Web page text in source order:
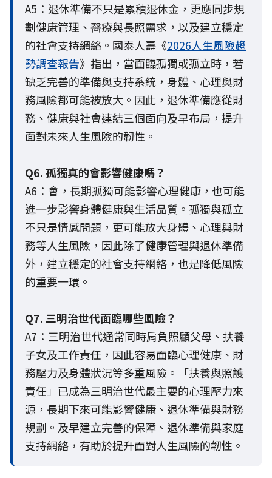
A5：退休準備不只是累積退休金，更應同步規
劃健康管理、醫療與長照需求，以及建立穩定
的社會支持網絡。國泰人壽《2026人生風險趨
勢調查報告》指出，當面臨孤獨或孤立時，若
缺乏完善的準備與支持系統，身體、心理與財
務風險都可能被放大。因此，退休準備應從財
務、健康與社會連結三個面向及早布局，提升
面對未來人生風險的韌性。
Q6. 孤獨真的會影響健康嗎？
A6：會，長期孤獨可能影響心理健康，也可能
進一步影響身體健康與生活品質。孤獨與孤立
不只是情感問題，更可能放大身體、心理與財
務等人生風險，因此除了健康管理與退休準備
外，建立穩定的社會支持網絡，也是降低風險
的重要一環。
Q7. 三明治世代面臨哪些風險？
A7：三明治世代通常同時肩負照顧父母、扶養
子女及工作責任，因此容易面臨心理健康、財
務壓力及身體狀況等多重風險。「扶養與照護
責任」已成為三明治世代最主要的心理壓力來
源，長期下來可能影響健康、退休準備與財務
規劃。及早建立完善的保障、退休準備與家庭
支持網絡，有助於提升面對人生風險的韌性。